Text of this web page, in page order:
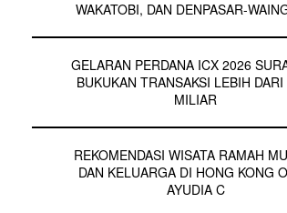
WAKATOBI, DAN DENPASAR-
GELARAN PERDANA ICX 2026
BUKUKAN TRANSAKSI LEBIH DARI
MILIAR
REKOMENDASI WISATA RAMAH
DAN KELUARGA DI HONG KONG
AYUDIA C